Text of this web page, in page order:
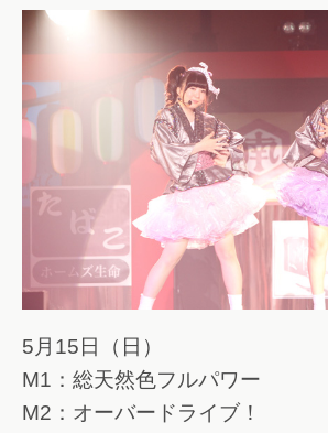
5月15日（日）
M1：総天然色フルパワー
M2：オーバードライブ！